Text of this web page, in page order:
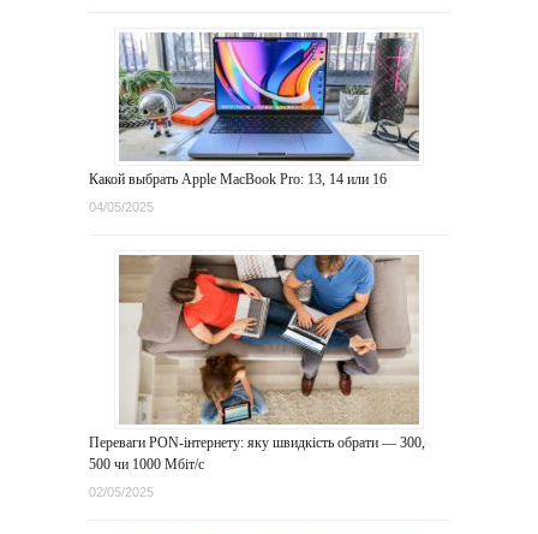
Какой выбрать Apple MacBook Pro: 13, 14 или 16
04/05/2025
Переваги PON-інтернету: яку швидкість обрати — 300,
500 чи 1000 Мбіт/с
02/05/2025